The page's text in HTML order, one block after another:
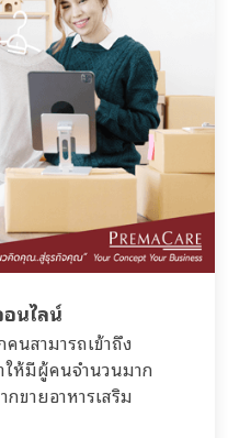
นไลน์
นสามารถเข้าถึง
ให้มีผู้คนจำนวนมาก
ขายอาหารเสริม